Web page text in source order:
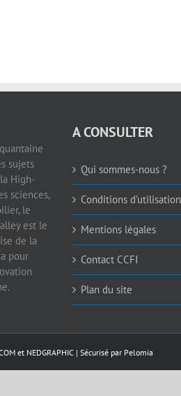
sujets
High-
sciences,
le
est le
de la
pour
A CONSULTER
Qui sommes-nous ?
Conditions d’utilisation
Mentions légales
Contact CCFI
Plan du site
et NEDGRAPHIC | Sécurisé par Pelomia